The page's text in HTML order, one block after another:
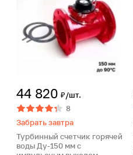
44 820 ₽/шт.
8
Забрать завтра
Турбинный счетчик горячей
воды Ду-150 мм с